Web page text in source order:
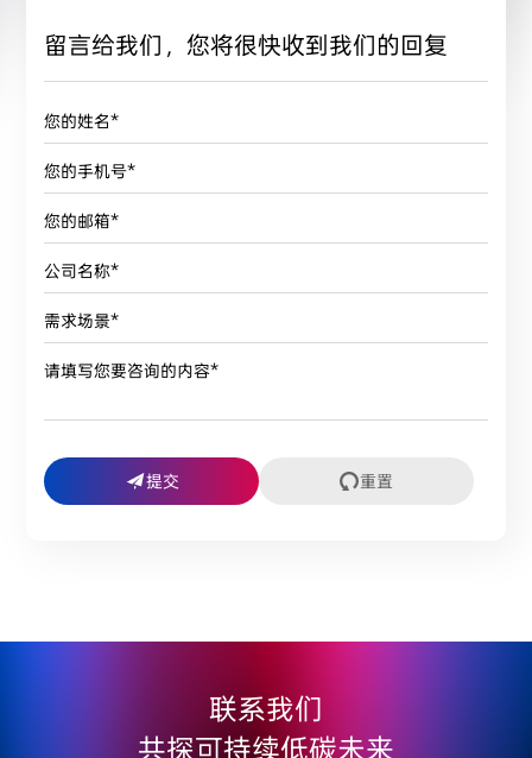
留言给我们，您将很快收到我们的回复
提交 重置
联系我们
共探可持续低碳未来